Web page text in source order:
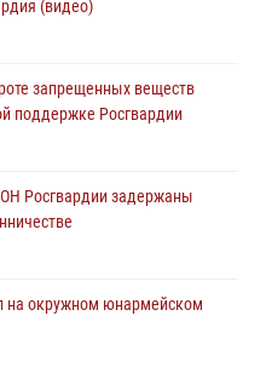
(видео)
запрещенных веществ
поддержке Росгвардии
Росгвардии задержаны
на окружном юнармейском